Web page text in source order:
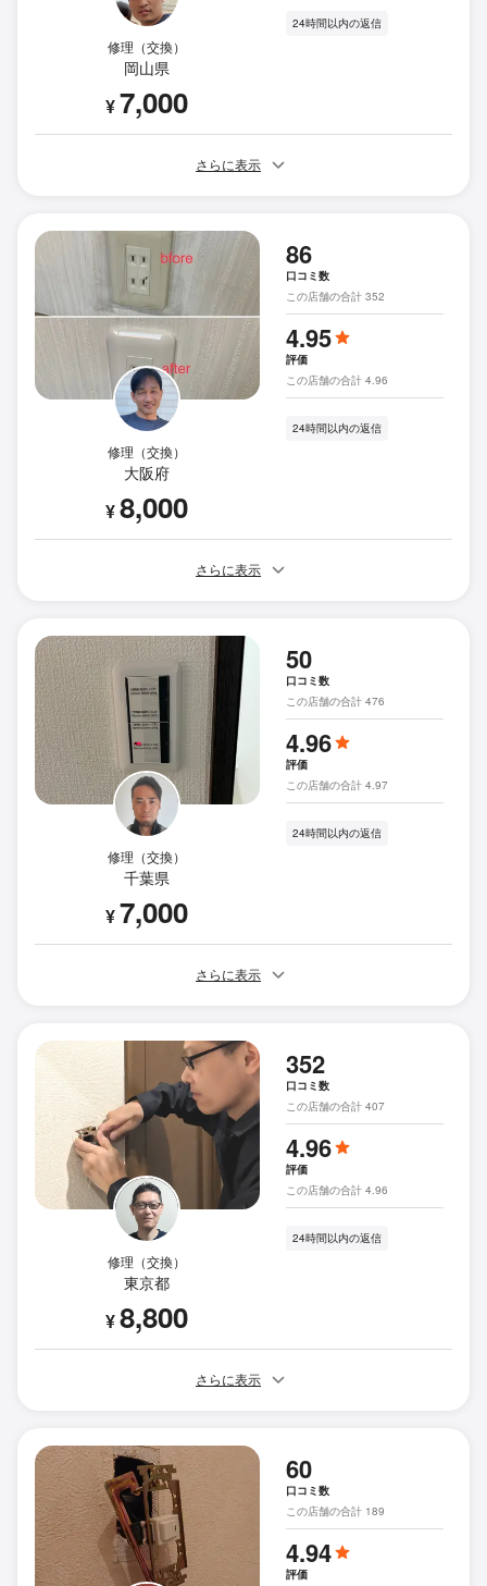
修理（交換）
岡山県
¥7,000
24時間以内の返信
さらに表示
修理（交換）
大阪府
¥8,000
86
口コミ数
この店舗の合計 352
4.95
評価
この店舗の合計 4.96
24時間以内の返信
さらに表示
修理（交換）
千葉県
¥7,000
50
口コミ数
この店舗の合計 476
4.96
評価
この店舗の合計 4.97
24時間以内の返信
さらに表示
修理（交換）
東京都
¥8,800
352
口コミ数
この店舗の合計 407
4.96
評価
この店舗の合計 4.96
24時間以内の返信
さらに表示
60
口コミ数
この店舗の合計 189
4.94
評価